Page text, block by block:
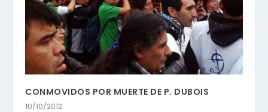
CONMOVIDOS POR MUERTE DE P. DUBOIS
10/10/2012